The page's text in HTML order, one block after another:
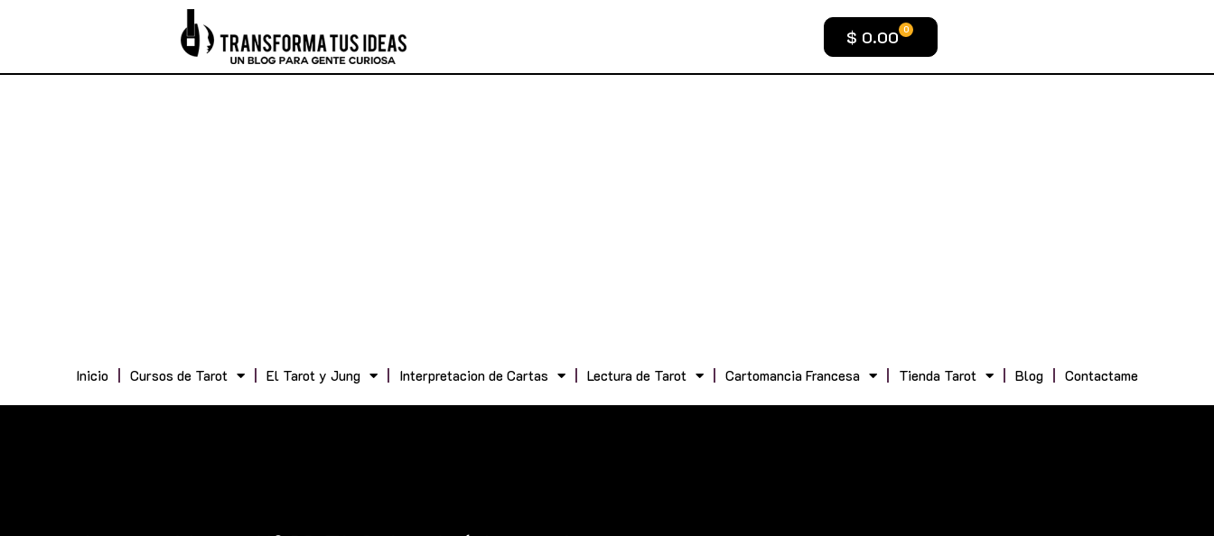
$ 0.00 0
Inicio Cursos de Tarot El Tarot y Jung Interpretacion de Cartas Lectura de Tarot Cartomancia Francesa Tienda Tarot Blog Contactame